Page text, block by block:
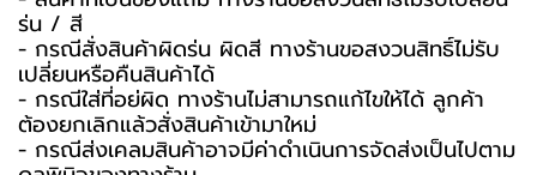
รุ่น / สี
- กรณีสั่งสินค้าผิดรุ่น ผิดสี ทางร้านขอสงวนสิทธิ์ไม่รับ
เปลี่ยนหรือคืนสินค้าได้
- กรณีใส่ที่อยู่ผิด ทางร้านไม่สามารถแก้ไขให้ได้ ลูกค้า
ต้องยกเลิกแล้วสั่งสินค้าเข้ามาใหม่
- กรณีส่งเคลมสินค้าอาจมีค่าดำเนินการจัดส่งเป็นไปตาม